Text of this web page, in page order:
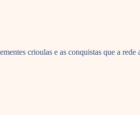
crioulas e as conquistas que a